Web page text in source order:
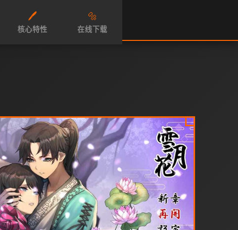
🖊️
核心特性
🔩
在线下载